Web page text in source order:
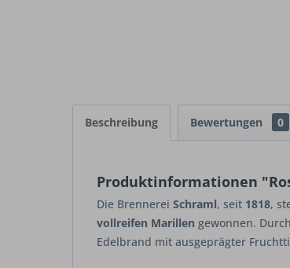
Beschreibung Bewertungen 0
Produktinformationen
Die Brennerei Schraml, seit 1818,
vollreifen Marillen gewonnen.
Edelbrand mit ausgeprägter